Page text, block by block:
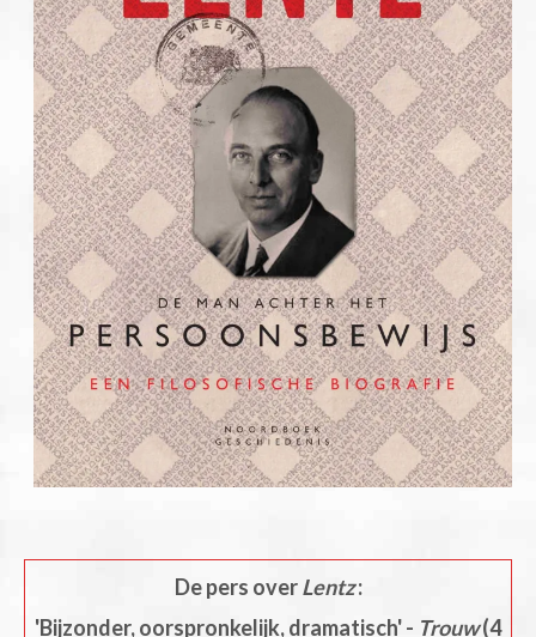
De pers overLentz:
'Bijzonder, oorspronkelijk, dramatisch' - Trouw(4